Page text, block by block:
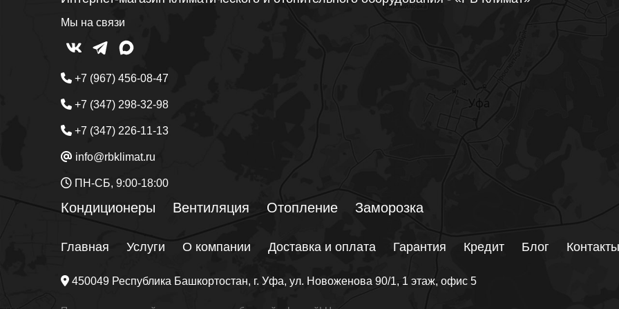
Мы на связи
+7 (967) 456-08-47
+7 (347) 298-32-98
+7 (347) 226-11-13
info@rbklimat.ru
ПН-СБ, 9:00-18:00
Кондиционеры Вентиляция Отопление Заморозка
Главная Услуги О компании Доставка и оплата Гарантия Кредит Блог Контакты
450049 Республика Башкортостан, г. Уфа, ул. Новоженова 90/1, 1 этаж, офис 5